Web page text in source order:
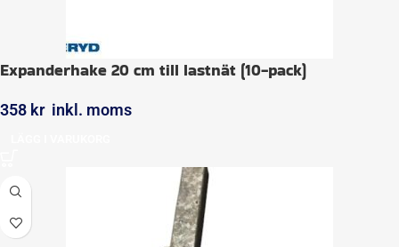
Expanderhake 20 cm till lastnät (10-pack)
358 kr inkl. moms